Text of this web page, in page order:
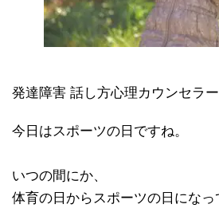
発達障害 話し方心理カウンセラ
今日はスポーツの日ですね。
いつの間にか、
体育の日からスポーツの日になっ